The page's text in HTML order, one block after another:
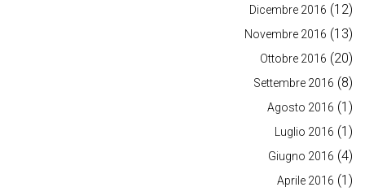
Dicembre 2016 (12)
Novembre 2016 (13)
Ottobre 2016 (20)
Settembre 2016 (8)
Agosto 2016 (1)
Luglio 2016 (1)
Giugno 2016 (4)
Aprile 2016 (1)